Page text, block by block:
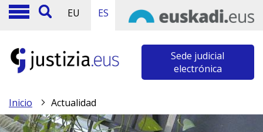
EU ES
Sede judicial
electrónica
Inicio Actualidad